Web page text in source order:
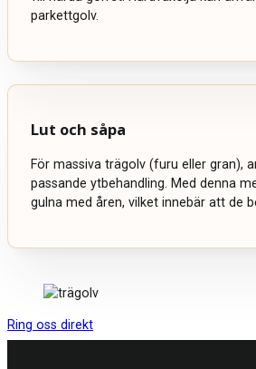
parkettgolv.
Lut och såpa
För massiva trägolv (furu eller gran),
passande ytbehandling. Med denna
gulna med åren, vilket innebär att de
Ring oss direkt